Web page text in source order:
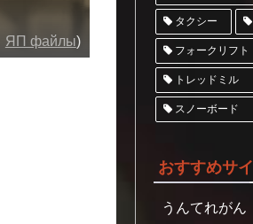
ЯП файлы)
タクシー
フォークリフト
トレッドミル
スノーボード
おすすめサ
うんてれがん